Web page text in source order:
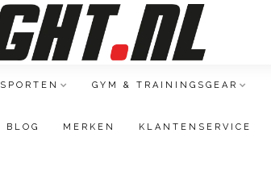
SPORTEN GYM & TRAININGSGEAR
BLOG MERKEN KLANTENSERVICE